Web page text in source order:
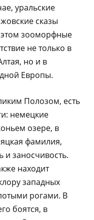
уральские
сказы
зооморфные
не только в
но и в
Европы.
Полозом, есть
немецкие
озере, в
фамилия,
и заносчивость.
находит
западных
рогами. В
боятся, в